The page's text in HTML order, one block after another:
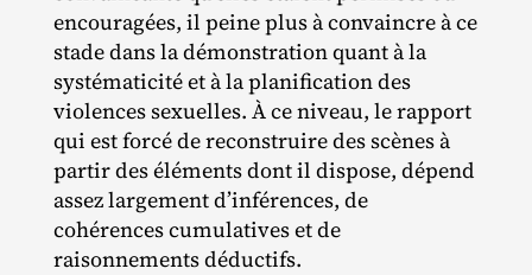
encouragées, il peine plus à convaincre à ce
stade dans la démonstration quant à la
systématicité et à la planification des
violences sexuelles. À ce niveau, le rapport
qui est forcé de reconstruire des scènes à
partir des éléments dont il dispose, dépend
assez largement d’inférences, de
cohérences cumulatives et de
raisonnements déductifs.